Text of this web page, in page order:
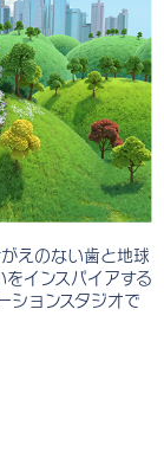
えのない歯と地球
インスパイアする
ションスタジオで